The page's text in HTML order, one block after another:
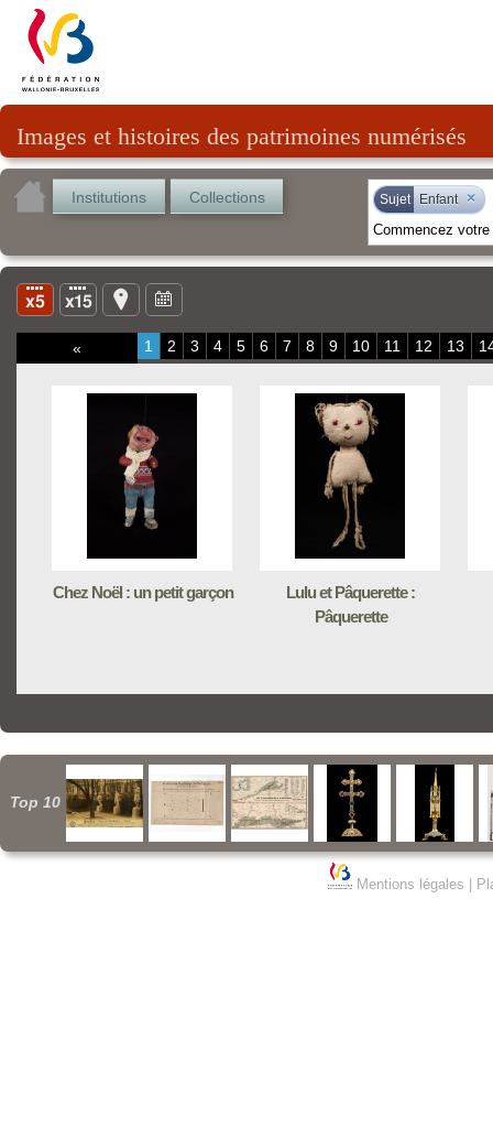
Images et histoires des patrimoines numérisés
Institutions Collections Sujet Enfant ×
« 1 2 3 4 5 6 7 8 9 10 11 12 13
Chez Noël : un petit garçon
Lulu et Pâquerette :
Pâquerette
Top 10
Mentions légales